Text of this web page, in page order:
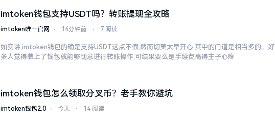
imtoken钱包支持USDT吗？转账提现全攻略
imtoken唯一官网 ⋅ 14分钟前 ⋅ 7 阅读
如实讲,imtoken钱包的确是支持USDT这点不假,然而切莫太早开心,其中的门道是相当多的。好
多人觉得装上了钱包就能够随意进行转账操作,可结果要么是手续费高得主子心疼
imtoken钱包怎么领取分叉币？老手教你避坑
imtoken钱包2.0 ⋅ 今天 ⋅ 14 阅读